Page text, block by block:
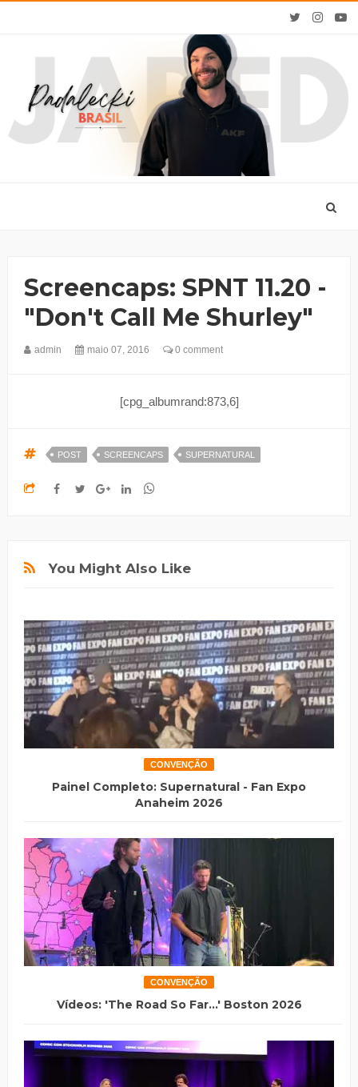
Screencaps: SPNT 11.20 -
"Don't Call Me Shurley"
admin maio 07, 2016 0 comment
[cpg_albumrand:873,6]
POST SCREENCAPS SUPERNATURAL
You Might Also Like
CONVENÇÃO
Painel Completo: Supernatural - Fan Expo
Anaheim 2026
CONVENÇÃO
Vídeos: 'The Road So Far...' Boston 2026